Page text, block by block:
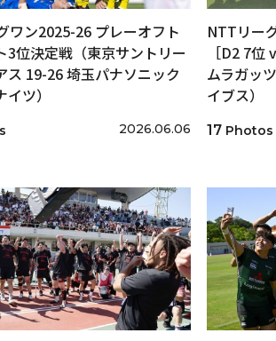
ワン2025-26 プレーオフト
3位決定戦（東京サントリー
ス 19-26 埼玉パナソニック
ツ）
2026.06.06
NTTリー
［D2 7
ムラガッ
イブス）
17 Photos